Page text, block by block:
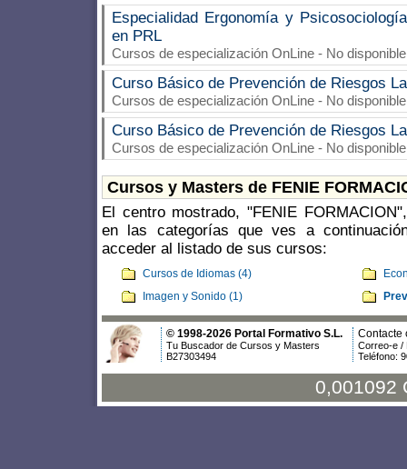
Especialidad Ergonomía y
en PRL
Cursos de especialización OnLine - No disponible
Curso Básico de Prevención de Riesgos
Cursos de especialización OnLine - No disponible
Curso Básico de Prevención de Riesgos
Cursos de especialización OnLine - No disponible
Cursos y Masters de FENIE
El centro mostrado, "FENIE
en las categorías que ves a
acceder al listado de sus cursos:
Cursos de Idiomas (4)
Imagen y Sonido (1)
© 1998-2026 Portal Formativo S.L.
Tu Buscador de Cursos y Masters
B27303494
Contacte
Correo-e /
Teléfono:
0,001092